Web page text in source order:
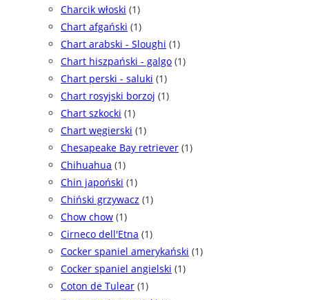
Charcik włoski (1)
Chart afgański (1)
Chart arabski - Sloughi (1)
Chart hiszpański - galgo (1)
Chart perski - saluki (1)
Chart rosyjski borzoj (1)
Chart szkocki (1)
Chart węgierski (1)
Chesapeake Bay retriever (1)
Chihuahua (1)
Chin japoński (1)
Chiński grzywacz (1)
Chow chow (1)
Cirneco dell'Etna (1)
Cocker spaniel amerykański (1)
Cocker spaniel angielski (1)
Coton de Tulear (1)